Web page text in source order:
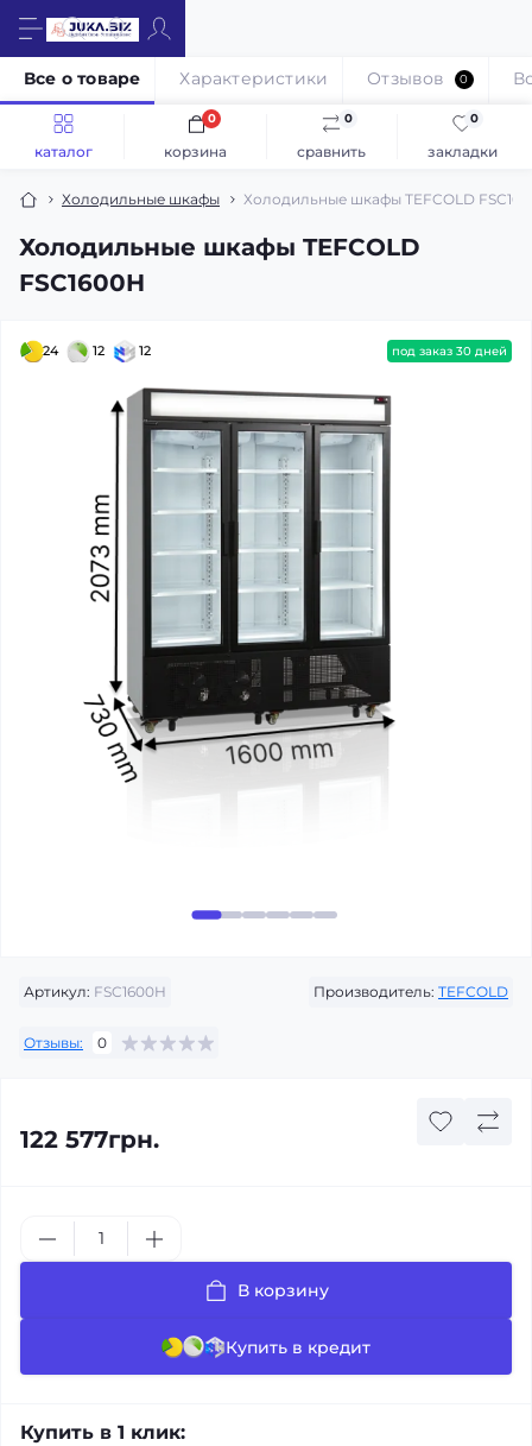
каталог сравнить
0
закладки
0
корзина
0
Холодильные шкафы Холодильные шкафы TEFCOLD
Холодильные шкафы TEFCOLD
FSC1600H
Все о товаре Характеристики Отзывов 0
24 12 12 под заказ 30 дней
Артикул: FSC1600H Производитель: TEFCOLD
Отзывы: 0
122 577грн.
В корзину
Купить в кредит
Купить в 1 клик: